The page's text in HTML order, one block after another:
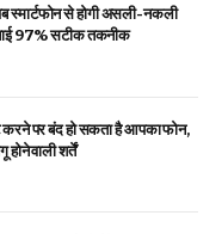
से होगी असली-नकली
97% सटीक तकनीक
करने पर बंद हो सकता है आपका फोन,
वाली शर्तें